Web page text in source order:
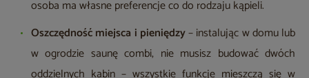
osoba ma własne preferencje co do rodzaju kąpieli.
Oszczędność miejsca i pieniędzy– instalując w domu lub
w ogrodzie saunę combi, nie musisz budować dwóch
oddzielnych kabin – wszystkie funkcje mieszczą się w